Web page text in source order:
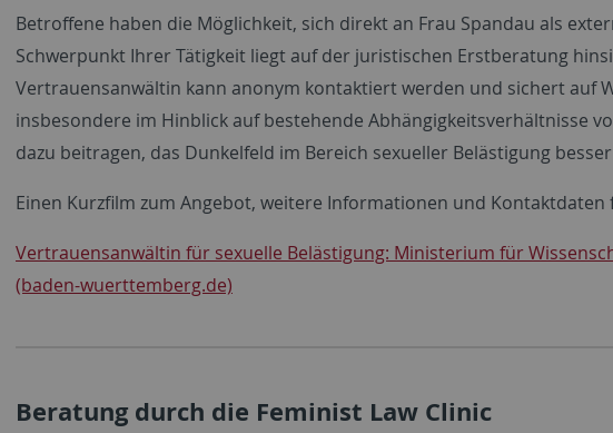
Betroffene haben die Möglichkeit, sich direkt an Frau Spandau als
Schwerpunkt Ihrer Tätigkeit liegt auf der juristischen Erstberatung
Vertrauensanwältin kann anonym kontaktiert werden und sichert auf
insbesondere im Hinblick auf bestehende Abhängigkeitsverhältnisse
dazu beitragen, das Dunkelfeld im Bereich sexueller Belästigung
Einen Kurzfilm zum Angebot, weitere Informationen und Kontaktdaten
Vertrauensanwältin für sexuelle Belästigung: Ministerium für
(baden-wuerttemberg.de)
Beratung durch die Feminist Law Clinic